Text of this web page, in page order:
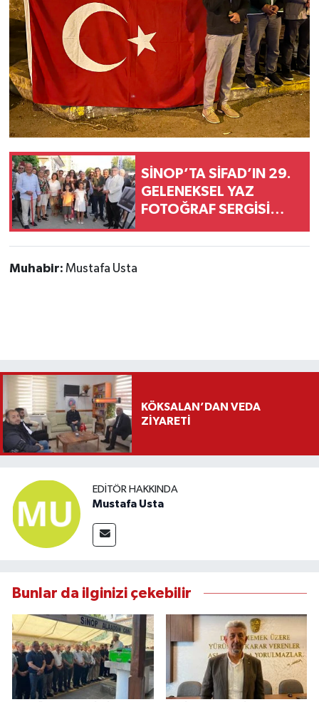
SİNOP’TA SİFAD’IN 29.
GELENEKSEL YAZ
FOTOĞRAF SERGİSİ
Muhabir: Mustafa Usta
KÖKSALAN’DAN VEDA
ZİYARETİ
EDITÖR HAKKINDA
Mustafa Usta
Bunlar da ilginizi çekebilir